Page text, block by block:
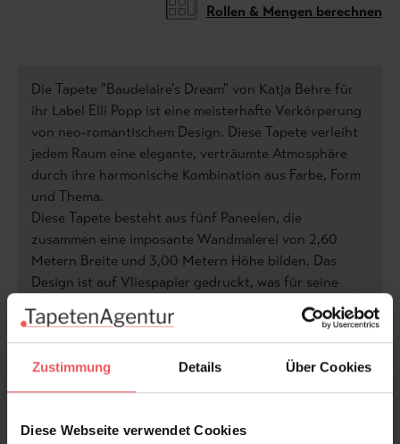
Zustimmung Details Über Cookies
Diese Webseite verwendet Cookies
Rollen & Mengen berechnen
Die Tapete "Baudelaire's Dream" von Katja Behre für
ihr Label Elli Popp ist eine meisterhafte Verkörperung
von neo-romantischem Design. Diese Tapete verleiht
jedem Raum eine elegante, verträumte Atmosphäre
durch ihre harmonische Kombination aus Farbe, Form
und Thema.
Diese Tapete besteht aus fünf Paneelen, die
zusammen eine imposante Wandmalerei von 2,60
Metern Breite und 3,00 Metern Höhe bilden. Das
Design ist auf Vliespapier gedruckt, was für seine
Langlebigkeit und einfache Handhabung bekannt ist.
Die Verwendung von Mica in der Herstellung verleiht
der Tapete einen subtilen, schimmernden Effekt, der
die Illustrationen zum Leben erweckt. Die
dominierenden Farben sind sanfte Grautöne und
und Pflanzenmotive, die eine ruhige und dennoch